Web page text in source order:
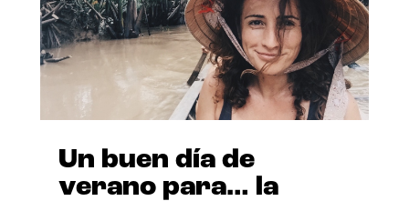
Un buen día de
verano para… la